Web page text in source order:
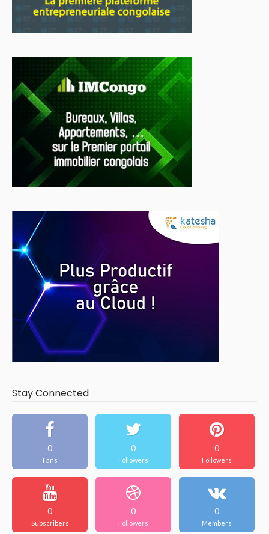
Stay Connected
0
Fans
0
Followers
0
Followers
0
Subscribers
0
Followers
0
Members